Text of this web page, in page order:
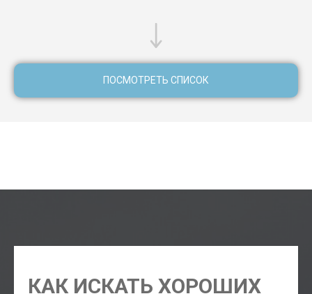
ПОСМОТРЕТЬ СПИСОК
КАК ИСКАТЬ ХОРОШИХ